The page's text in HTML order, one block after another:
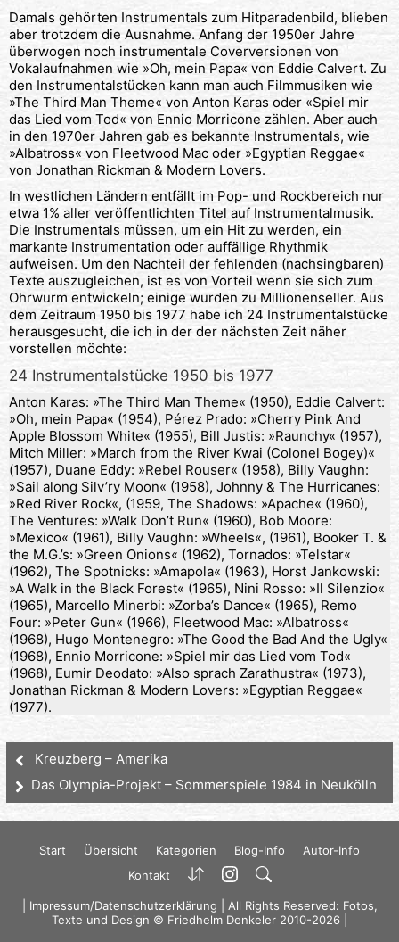
Damals gehörten Instrumentals zum Hitparadenbild, blieben
aber trotzdem die Ausnahme. Anfang der 1950er Jahre
überwogen noch instrumentale Coverversionen von
Vokalaufnahmen wie »Oh, mein Papa« von Eddie Calvert. Zu
den Instrumentalstücken kann man auch Filmmusiken wie
»The Third Man Theme« von Anton Karas oder «Spiel mir
das Lied vom Tod« von Ennio Morricone zählen. Aber auch
in den 1970er Jahren gab es bekannte Instrumentals, wie
»Albatross« von Fleetwood Mac oder »Egyptian Reggae«
von Jonathan Rickman & Modern Lovers.
In westlichen Ländern entfällt im Pop- und Rockbereich nur
etwa 1% aller veröffentlichten Titel auf Instrumentalmusik.
Die Instrumentals müssen, um ein Hit zu werden, ein
markante Instrumentation oder auffällige Rhythmik
aufweisen. Um den Nachteil der fehlenden (nachsingbaren)
Texte auszugleichen, ist es von Vorteil wenn sie sich zum
Ohrwurm entwickeln; einige wurden zu Millionenseller. Aus
dem Zeitraum 1950 bis 1977 habe ich 24 Instrumentalstücke
herausgesucht, die ich in der der nächsten Zeit näher
vorstellen möchte:
24 Instrumentalstücke 1950 bis 1977
Anton Karas: »The Third Man Theme« (1950), Eddie Calvert:
»Oh, mein Papa« (1954), Pérez Prado: »Cherry Pink And
Apple Blossom White« (1955), Bill Justis: »Raunchy« (1957),
Mitch Miller: »March from the River Kwai (Colonel Bogey)«
(1957), Duane Eddy: »Rebel Rouser« (1958), Billy Vaughn:
»Sail along Silv’ry Moon« (1958), Johnny & The Hurricanes:
»Red River Rock«, (1959, The Shadows: »Apache« (1960),
The Ventures: »Walk Don’t Run« (1960), Bob Moore:
»Mexico« (1961), Billy Vaughn: »Wheels«, (1961), Booker T. &
the M.G.’s: »Green Onions« (1962), Tornados: »Telstar«
(1962), The Spotnicks: »Amapola« (1963), Horst Jankowski:
»A Walk in the Black Forest« (1965), Nini Rosso: »Il Silenzio«
(1965), Marcello Minerbi: »Zorba’s Dance« (1965), Remo
Four: »Peter Gun« (1966), Fleetwood Mac: »Albatross«
(1968), Hugo Montenegro: »The Good the Bad And the Ugly«
(1968), Ennio Morricone: »Spiel mir das Lied vom Tod«
(1968), Eumir Deodato: »Also sprach Zarathustra« (1973),
Jonathan Rickman & Modern Lovers: »Egyptian Reggae«
(1977).
Kreuzberg – Amerika
Das Olympia-Projekt – Sommerspiele 1984 in Neukölln
Start Übersicht Kategorien Blog-Info
Autor-Info
Kontakt
Impressum/Datenschutzerklärung | All Rights Reserved: Fotos,
Texte und Design © Friedhelm Denkeler 2010-2026 |